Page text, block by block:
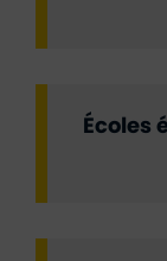
Écoles